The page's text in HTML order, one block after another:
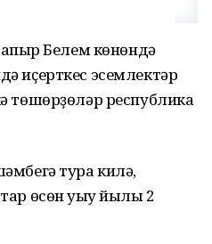
Белем көнөндә
иҫерткес эсемлектәр
төшөрҙөләр республика
тура килә,
өсөн уҡыу йылы 2